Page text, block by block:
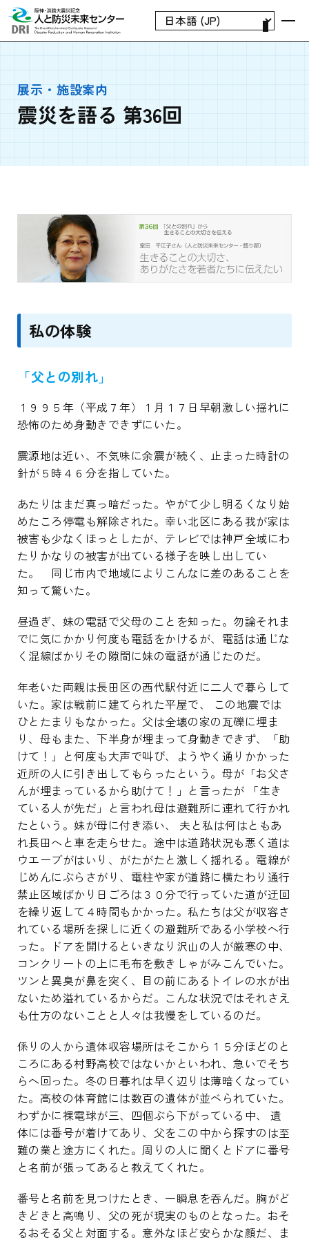
展示・施設案内
震災を語る 第36回
私の体験
「父との別れ」
１９９５年（平成７年）１月１７日早朝激しい揺れに
恐怖のため身動きできずにいた。
震源地は近い、不気味に余震が続く、止まった時計の
針が５時４６分を指していた。
あたりはまだ真っ暗だった。やがて少し明るくなり始
めたころ停電も解除された。幸い北区にある我が家は
被害も少なくほっとしたが、テレビでは神戸全域にわ
たりかなりの被害が出ている様子を映し出してい
た。 同じ市内で地域によりこんなに差のあることを
知って驚いた。
昼過ぎ、妹の電話で父母のことを知った。勿論それま
でに気にかかり何度も電話をかけるが、電話は通じな
く混線ばかりその隙間に妹の電話が通じたのだ。
年老いた両親は長田区の西代駅付近に二人で暮らして
いた。家は戦前に建てられた平屋で、 この地震では
ひとたまりもなかった。父は全壊の家の瓦礫に埋ま
り、母もまた、下半身が埋まって身動きできず、「助
けて！」と何度も大声で叫び、ようやく通りかかった
近所の人に引き出してもらったという。母が「お父さ
んが埋まっているから助けて！」と言ったが 「生き
ている人が先だ」と言われ母は避難所に連れて行かれ
たという。妹が母に付き添い、 夫と私は何はともあ
れ長田へと車を走らせた。途中は道路状況も悪く道は
ウエーブがはいり、がたがたと激しく揺れる。電線が
じめんにぶらさがり、電柱や家が道路に横たわり通行
禁止区域ばかり日ごろは３０分で行っていた道が迂回
を繰り返して４時間もかかった。私たちは父が収容さ
れている場所を探しに近くの避難所である小学校へ行
った。ドアを開けるといきなり沢山の人が厳寒の中、
コンクリートの上に毛布を敷きしゃがみこんでいた。
ツンと異臭が鼻を突く、目の前にあるトイレの水が出
ないため溢れているからだ。こんな状況ではそれさえ
も仕方のないことと人々は我慢をしているのだ。
係りの人から遺体収容場所はそこから１５分ほどのと
ころにある村野高校ではないかといわれ、急いでそち
らへ回った。冬の日暮れは早く辺りは薄暗くなってい
た。高校の体育館には数百の遺体が並べられていた。
わずかに裸電球が三、四個ぶら下がっている中、 遺
体には番号が着けてあり、父をこの中から探すのは至
難の業と途方にくれた。周りの人に聞くとドアに番号
と名前が張ってあると教えてくれた。
番号と名前を見つけたとき、一瞬息を呑んだ。胸がど
きどきと高鳴り、父の死が現実のものとなった。おそ
るおそる父と対面する。意外なほど安らかな顔だ、ま